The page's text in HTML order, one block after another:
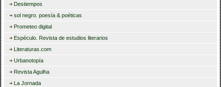
Destiempos
sol negro. poesía & poéticas
Prometeo digital
Espéculo. Revista de estudios literarios
Literaturas.com
Urbanotopía
Revista Agulha
La Jornada